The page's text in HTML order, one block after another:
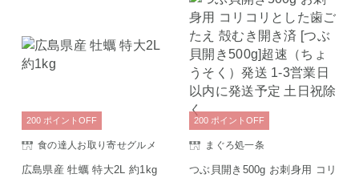
食の達人お取り寄せグルメ
広島県産 牡蠣 特大2L 約1kg
200 ポイント OFF
まぐろ処一条
つぶ貝開き500g お刺身用 コリ
200 ポイント OFF